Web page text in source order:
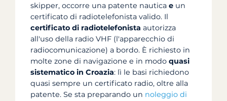
skipper, occorre una patente nautica e un
certificato di radiotelefonista valido. Il
certificato di radiotelefonista autorizza
all'uso della radio VHF (l'apparecchio di
radiocomunicazione) a bordo. È richiesto in
molte zone di navigazione e in modo quasi
sistematico in Croazia: lì le basi richiedono
quasi sempre un certificato radio, oltre alla
patente. Se sta preparando un noleggio di